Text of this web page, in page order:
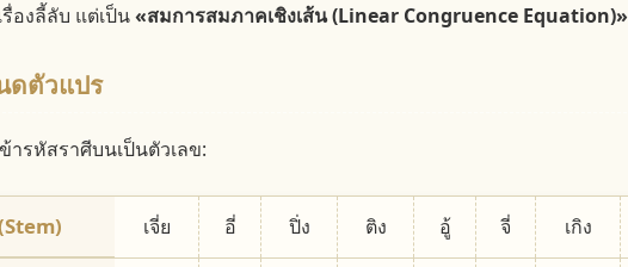
องลี้ลับ แต่เป็น«สมการสมภาคเชิงเส้น (Linear Congruence Equation)»
ดตัวแปร
ารหัสราศีบนเป็นตัวเลข:
เจี่ย อี่ ปิ่ง ติง อู้ จี่ เกิง